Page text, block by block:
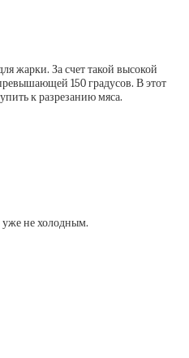
жарки. За счет такой высокой
150 градусов. В этот
к разрезанию мяса.
уже не холодным.